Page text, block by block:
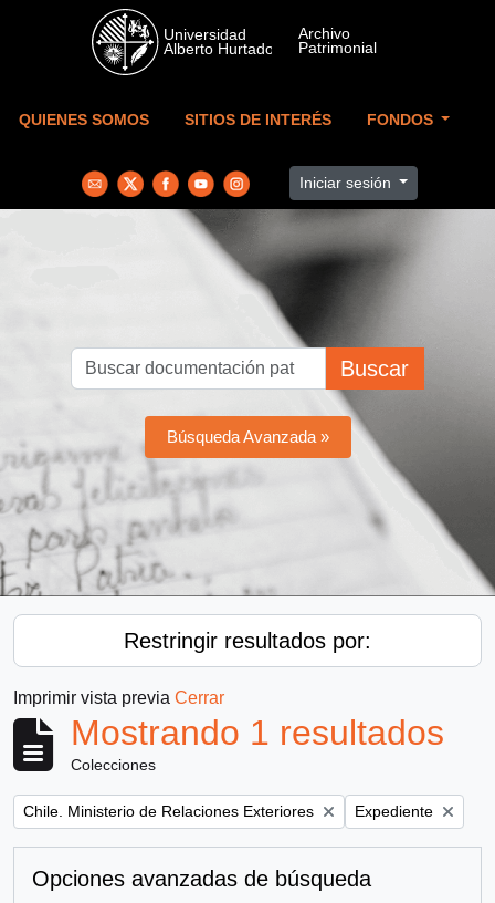
Skip to main content
QUIENES SOMOS SITIOS DE INTERÉS FONDOS
Iniciar sesión
Buscar
Búsqueda Avanzada »
Restringir resultados por:
Imprimir vista previa Cerrar
Mostrando 1 resultados
Colecciones
Remove filter:
Chile. Ministerio de Relaciones Exteriores Remove filter:
Expediente
Opciones avanzadas de búsqueda